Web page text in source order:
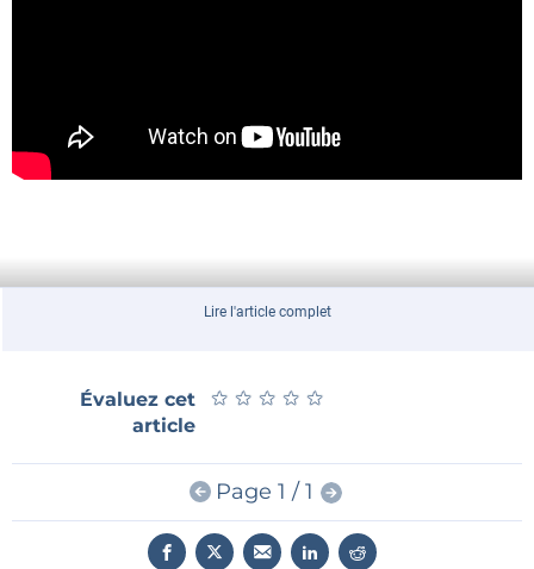
Lire l'article complet
Évaluez cet
article
★ ★ ★ ★ ★
★ ★ ★ ★ ★
Page 1 / 1